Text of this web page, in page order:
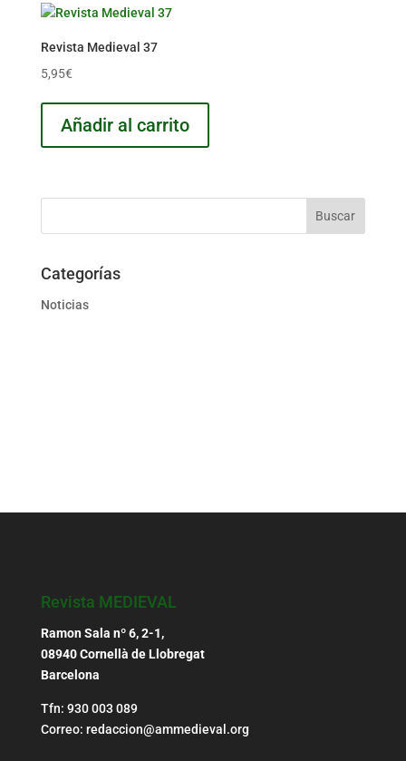
Revista Medieval 37
5,95€
Añadir al carrito
Categorías
Noticias
Revista MEDIEVAL
Ramon Sala nº 6, 2-1,
08940 Cornellà de Llobregat
Barcelona
Tfn: 930 003 089
Correo: redaccion@ammedieval.org